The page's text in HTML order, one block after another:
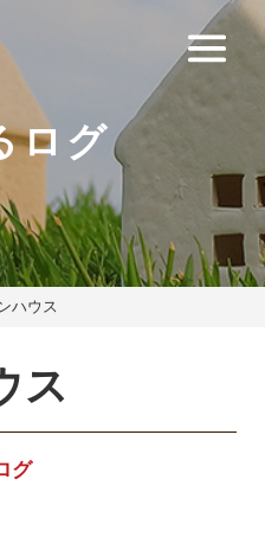
ログ
ハウス
ス
グ